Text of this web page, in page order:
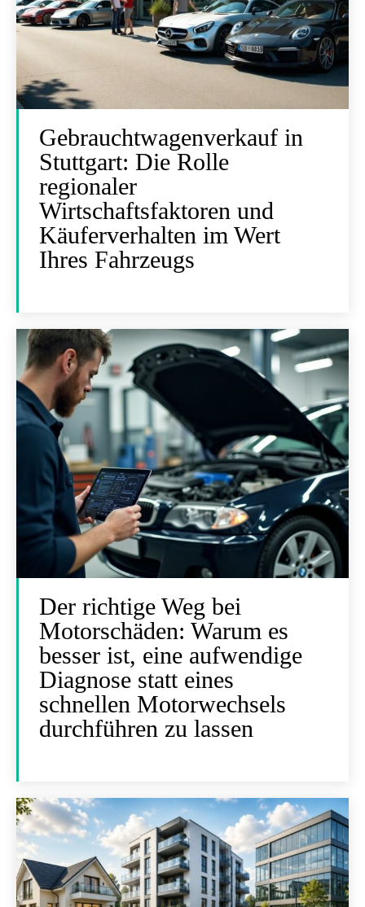
Gebrauchtwagenverkauf in
Stuttgart: Die Rolle
regionaler
Wirtschaftsfaktoren und
Käuferverhalten im Wert
Ihres Fahrzeugs
Der richtige Weg bei
Motorschäden: Warum es
besser ist, eine aufwendige
Diagnose statt eines
schnellen Motorwechsels
durchführen zu lassen